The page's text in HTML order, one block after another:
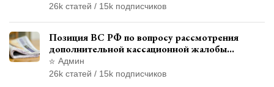
26k статей / 15k подписчиков
Позиция ВС РФ по вопросу рассмотрения
дополнительной кассационной жалобы
адвоката в кассационной инстанции
Админ
26k статей / 15k подписчиков